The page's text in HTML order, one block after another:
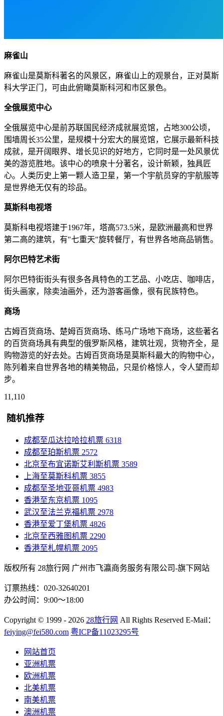
麻雀山
麻雀山是莫斯科著名的风景区，麻雀山上的观景台，正对莫斯
科大学正门，可由此俯瞰莫斯科河和市区景色。
全俄展览中心
全俄展览中心是前苏联国民经济成就展览馆，占地300公顷，
围墙周长35公里，是规模十分宏大的展览馆，它展示最新科技
成就，是开阔眼界、增长见识的好地方，它同时是一处风景优
美的游览胜地。该中心的喷泉十分著名，设计新颖，独具匠
心。人类历史上第一颗人造卫星，第一个宇航员穿的宇航服等
是世界绝无仅有的珍品。
莫斯科电视塔
莫斯科电视塔建于1967年，塔高573.5米，是欧洲最高和世界
第二高的建筑，有"七重天"旋转餐厅，有世界各地商品销售。
阿尔巴特艺术街
阿尔巴特街街头有很多各具特色的工艺品、小吃店、咖啡店，
街头画家，除卖油画外，还为游客画像，很有民族特色。
商场
古姆百货商场、楚姆百货商场、练马广场地下商场，这些著名
的百货商场具有典型的俄罗斯风格，建筑壮观，货物齐全，是
购物游览的好去处。古姆百货商场是莫斯科最大的购物中心，
陈列着来自世界各地的精美物品，只是价格惊人，令人望而却
步。
11,110
随机推荐
成都至瓜达拉哈拉机票 6318
成都至珀斯机票 2572
北京至布宜诺斯艾利斯机票 3589
上海至莫斯科机票 3855
成都至圣地亚哥机票 4983
香港至东京机票 1095
武汉至法兰克福机票 2978
香港至爱丁堡机票 4826
北京至西雅图机票 2290
香港至札幌机票 2095
版权所有 28旅行网 广州市飞瀛商务服务有限公司-旗下网站
订票热线：020-32640201
办公时间：9:00～18:00
Copyright © 1999 - 2026 28旅行网 All Rights Reserved E-Mail：
feiying@fei580.com 粤ICP备11023295号
网站首页
亚洲机票
欧洲机票
北美机票
南美机票
澳洲机票